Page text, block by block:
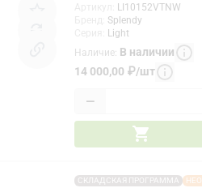
LI10152VTNW
Splendy
Light
Наличие: В наличии
14 000,00 ₽/шт
−
СКЛАДСКАЯ ПРОГРАММА